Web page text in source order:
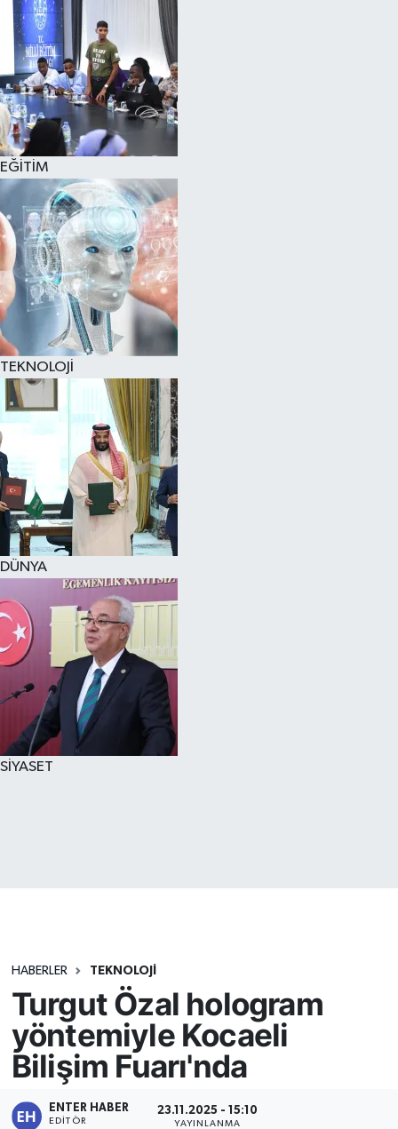
EĞİTİM
TEKNOLOJİ
DÜNYA
SİYASET
HABERLER TEKNOLOJİ
Turgut Özal hologram
yöntemiyle Kocaeli
Bilişim Fuarı'nda
ENTER HABER
EDITÖR
23.11.2025 - 15:10
YAYINLANMA